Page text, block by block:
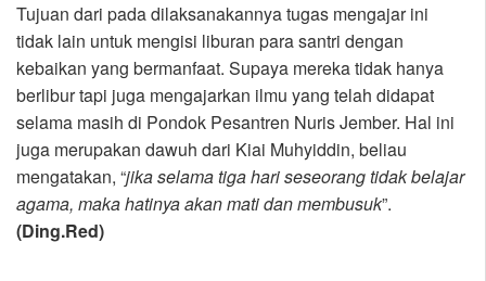
Tujuan dari pada dilaksanakannya tugas mengajar ini
tidak lain untuk mengisi liburan para santri dengan
kebaikan yang bermanfaat. Supaya mereka tidak hanya
berlibur tapi juga mengajarkan ilmu yang telah didapat
selama masih di Pondok Pesantren Nuris Jember. Hal ini
juga merupakan dawuh dari Kiai Muhyiddin, beliau
mengatakan, “jika selama tiga hari seseorang tidak belajar
agama, maka hatinya akan mati dan membusuk”.
(Ding.Red)